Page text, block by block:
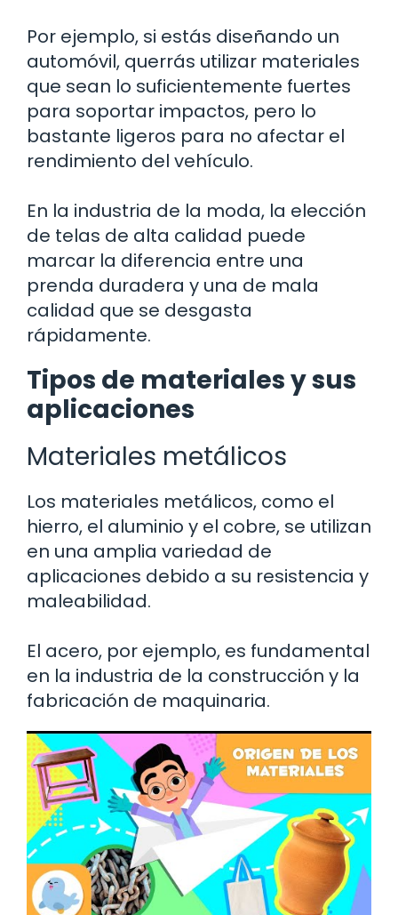
Por ejemplo, si estás diseñando un
automóvil, querrás utilizar materiales
que sean lo suficientemente fuertes
para soportar impactos, pero lo
bastante ligeros para no afectar el
rendimiento del vehículo.
En la industria de la moda, la elección
de telas de alta calidad puede
marcar la diferencia entre una
prenda duradera y una de mala
calidad que se desgasta
rápidamente.
Tipos de materiales y sus
aplicaciones
Materiales metálicos
Los materiales metálicos, como el
hierro, el aluminio y el cobre, se utilizan
en una amplia variedad de
aplicaciones debido a su resistencia y
maleabilidad.
El acero, por ejemplo, es fundamental
en la industria de la construcción y la
fabricación de maquinaria.